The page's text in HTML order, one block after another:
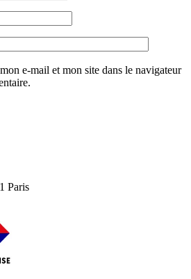
e-mail et mon site dans le navigateur
Paris